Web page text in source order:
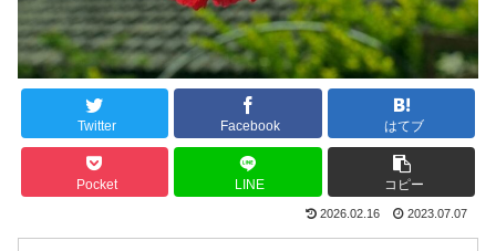
Twitter Facebook はてブ
Pocket LINE コピー
2026.02.16 2023.07.07